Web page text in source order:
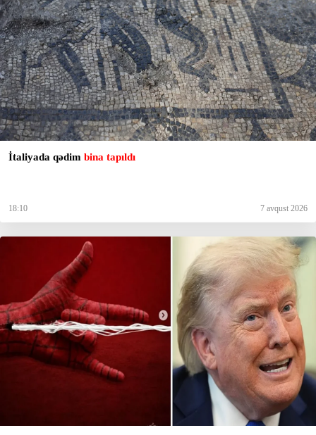
İtaliyada qədim bina tapıldı
18:10 7 avqust 2026